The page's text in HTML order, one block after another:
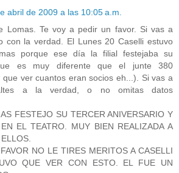
abril de 2009 a las 10:05 a.m.
Lomas. Te voy a pedir un favor. Si vas a
con la verdad. El Lunes 20 Caselli estuvo
porque ese día la filial festejaba su
es muy diferente que el junte 380
que ver cuantos eran socios eh...). Si vas a
a la verdad, o no omitas datos
FESTEJO SU TERCER ANIVERSARIO Y
EL TEATRO. MUY BIEN REALIZADA A
NO LE TIRES MERITOS A CASELLI
QUE VER CON ESTO. EL FUE UN